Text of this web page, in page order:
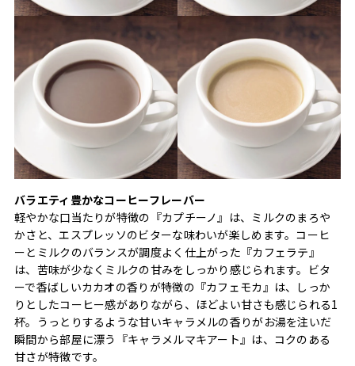
バラエティ豊かなコーヒーフレーバー
軽やかな口当たりが特徴の『カプチーノ』は、ミルクのまろや
かさと、エスプレッソのビターな味わいが楽しめます。コーヒ
ーとミルクのバランスが調度よく仕上がった『カフェラテ』
は、苦味が少なくミルクの甘みをしっかり感じられます。ビタ
ーで香ばしいカカオの香りが特徴の『カフェモカ』は、しっか
りとしたコーヒー感がありながら、ほどよい甘さも感じられる1
杯。うっとりするような甘いキャラメルの香りがお湯を注いだ
瞬間から部屋に漂う『キャラメルマキアート』は、コクのある
甘さが特徴です。